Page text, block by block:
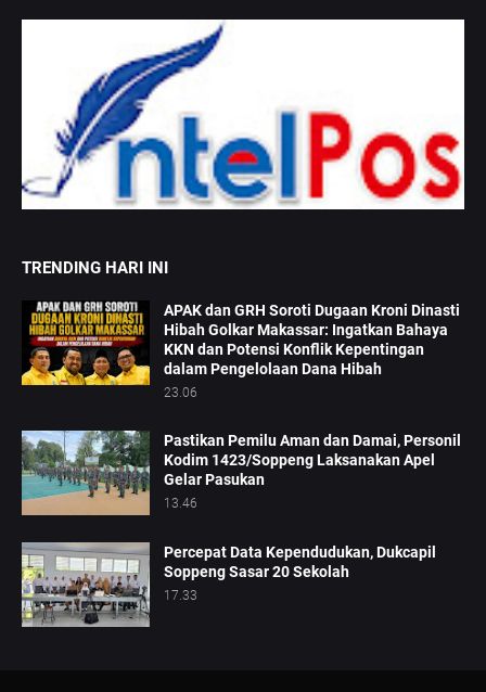
TRENDING HARI INI
APAK dan GRH Soroti Dugaan Kroni Dinasti
Hibah Golkar Makassar: Ingatkan Bahaya
KKN dan Potensi Konflik Kepentingan
dalam Pengelolaan Dana Hibah
23.06
Pastikan Pemilu Aman dan Damai, Personil
Kodim 1423/Soppeng Laksanakan Apel
Gelar Pasukan
13.46
Percepat Data Kependudukan, Dukcapil
Soppeng Sasar 20 Sekolah
17.33